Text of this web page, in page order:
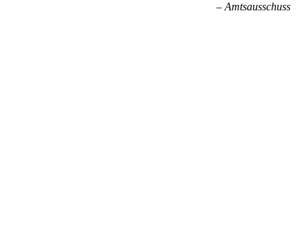
– Amtsausschuss